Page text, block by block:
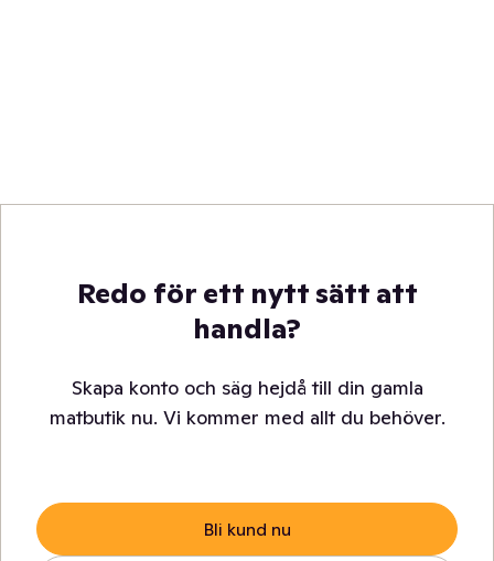
Redo för ett nytt sätt att
handla?
Skapa konto och säg hejdå till din gamla
matbutik nu. Vi kommer med allt du behöver.
Bli kund nu